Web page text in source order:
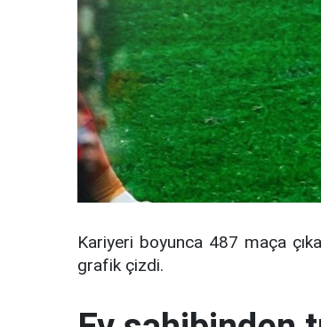
Kariyeri boyunca 487 maça
grafik çizdi.